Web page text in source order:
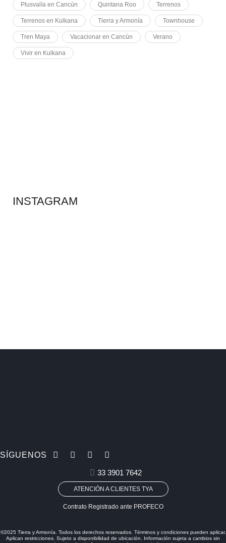
Plusvalía en Cancún Quintana Roo Terrenos
Terrenos en Kulkana Tierra y Armonía Townhouse
Tren Maya Vacacionar en Cancún Verano
Vivir en Kulkana
INSTAGRAM
SÍGUENOS
33 3901 7642
ATENCIÓN A CLIENTES TYA
Contrato Registrado ante PROFECO
©2025 Tierra y Armonía. Todos los derechos reservados. Términos y condiciones pueden aplicar.
Aplican restricciones. Sujeto a disponibilidad de ubicación. Información sujeta a cambios sin